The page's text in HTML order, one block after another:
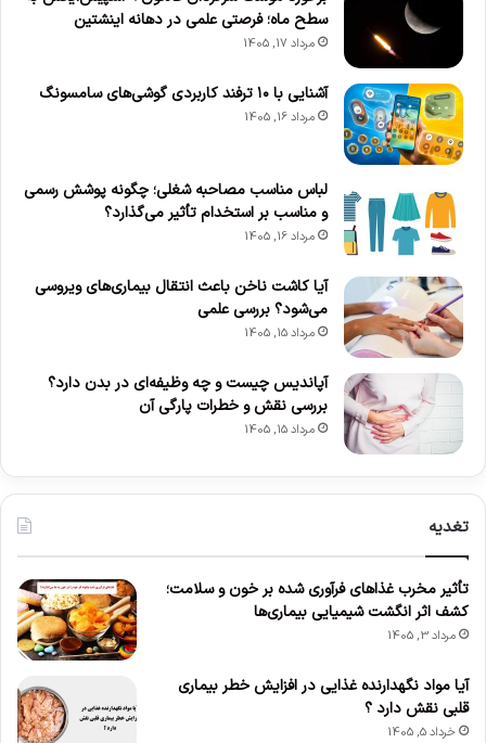
سطح ماه؛ فرصتی علمی در دهانه اینشتین
مرداد 17, 1405
آشنایی با ۱۰ ترفند کاربردی گوشی‌های سامسونگ
مرداد 16, 1405
لباس مناسب مصاحبه شغلی؛ چگونه پوشش رسمی
و مناسب بر استخدام تأثیر می‌گذارد؟
مرداد 16, 1405
آیا کاشت ناخن باعث انتقال بیماری‌های ویروسی
می‌شود؟ بررسی علمی
مرداد 15, 1405
آپاندیس چیست و چه وظیفه‌ای در بدن دارد؟
بررسی نقش و خطرات پارگی آن
مرداد 15, 1405
تغدیه
تأثیر مخرب غذاهای فرآوری شده بر خون و سلامت؛
کشف اثر انگشت شیمیایی بیماری‌ها
مرداد 3, 1405
آیا مواد نگهدارنده غذایی در افزایش خطر بیماری
قلبی نقش دارد ؟
خرداد 5, 1405